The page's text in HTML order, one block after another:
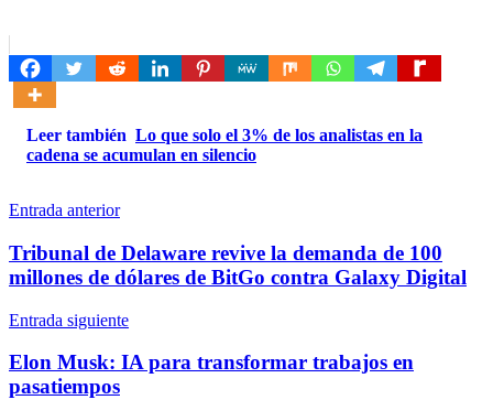
Leer también Lo que solo el 3% de los analistas en la
cadena se acumulan en silencio
Navegación
de
entradas
Entrada anterior
Tribunal de Delaware revive la demanda de 100
millones de dólares de BitGo contra Galaxy Digital
Entrada siguiente
Elon Musk: IA para transformar trabajos en
pasatiempos